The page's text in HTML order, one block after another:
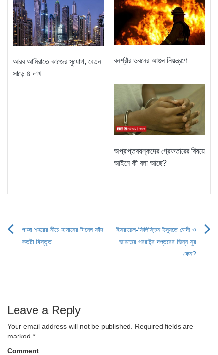
আরব আমিরাতে কাজের সুযোগ, বেতন
সাড়ে ৪ লাখ
বনশ্রীর ভবনের আগুন নিয়ন্ত্রণে
অপ্রাপ্তবয়স্কদের গ্রেফতারের বিষয়ে
আইনে কী বলা আছে?
Post
গাজা শহরের নীচে হামাসের টানেল ফাঁদ
কতটা বিস্তৃত
ইসরায়েল-ফিলিস্তিন ইস্যুতে মোদী ও
ভারতের পররাষ্ট্র দপ্তরের ভিন্ন সুর
কেন?
Leave a Reply
Your email address will not be published.
Required fields are
marked *
Comment